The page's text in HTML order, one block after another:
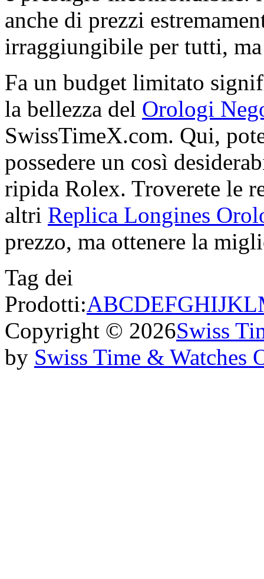
anche di prezzi
irraggiungibile per tutti,
Fa un budget limitato
la bellezza del Orologi
SwissTimeX.com. Qui,
possedere un così
ripida Rolex. Troverete le
altri Replica Longines
prezzo, ma ottenere la
Tag dei
Prodotti:ABCDEFGHIJKL
Copyright © 2026Swiss
by Swiss Time & Watches